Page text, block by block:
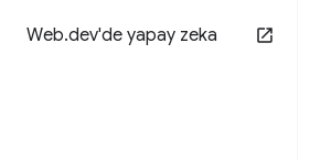
Web.dev'de yapay zeka